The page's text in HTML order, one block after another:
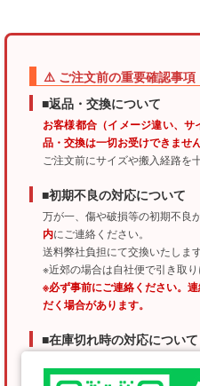
⚠️ ご注文前の重要確認事項
■返品・交換について
お客様都合（イメージ違い、
品・交換は一切お受けできません
ご注文前にサイズや搬入経路を
■初期不良の対応について
万が一、傷や破損等の初期不良
内にご連絡ください。
送料弊社負担にて交換いたします
※近郊の場合は自社便で引き取り
※必ず事前にご連絡ください。
だく場合があります。
■在庫切れ時の対応について
います。あらかじめご了承くださ